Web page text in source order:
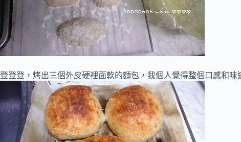
登登登，烤出三個外皮硬裡面軟的麵包，我個人覺得整個口感和